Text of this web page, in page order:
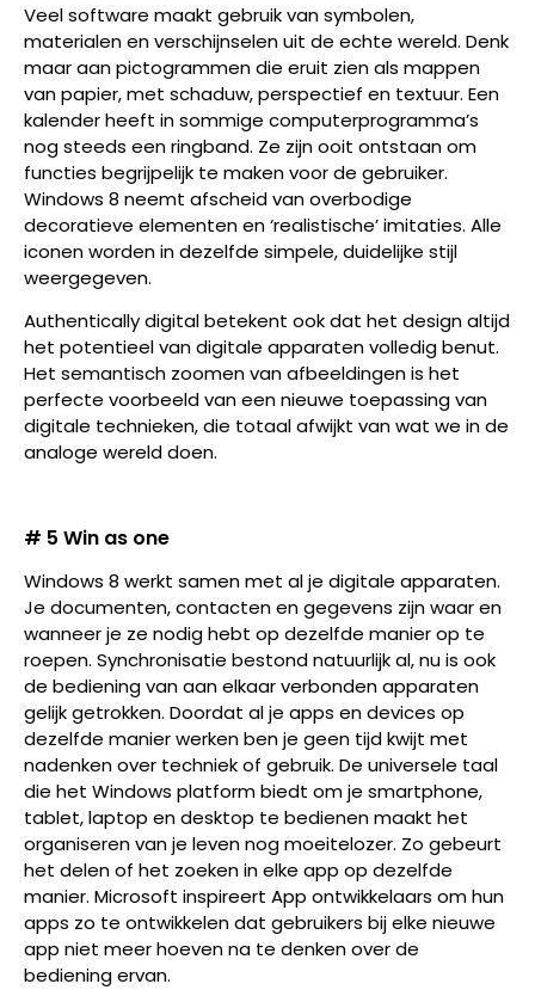
Veel software maakt gebruik van symbolen,
materialen en verschijnselen uit de echte wereld. Denk
maar aan pictogrammen die eruit zien als mappen
van papier, met schaduw, perspectief en textuur. Een
kalender heeft in sommige computerprogramma’s
nog steeds een ringband. Ze zijn ooit ontstaan om
functies begrijpelijk te maken voor de gebruiker.
Windows 8 neemt afscheid van overbodige
decoratieve elementen en ‘realistische’ imitaties. Alle
iconen worden in dezelfde simpele, duidelijke stijl
weergegeven.
Authentically digital betekent ook dat het design altijd
het potentieel van digitale apparaten volledig benut.
Het semantisch zoomen van afbeeldingen is het
perfecte voorbeeld van een nieuwe toepassing van
digitale technieken, die totaal afwijkt van wat we in de
analoge wereld doen.
# 5 Win as one
Windows 8 werkt samen met al je digitale apparaten.
Je documenten, contacten en gegevens zijn waar en
wanneer je ze nodig hebt op dezelfde manier op te
roepen. Synchronisatie bestond natuurlijk al, nu is ook
de bediening van aan elkaar verbonden apparaten
gelijk getrokken. Doordat al je apps en devices op
dezelfde manier werken ben je geen tijd kwijt met
nadenken over techniek of gebruik. De universele taal
die het Windows platform biedt om je smartphone,
tablet, laptop en desktop te bedienen maakt het
organiseren van je leven nog moeitelozer. Zo gebeurt
het delen of het zoeken in elke app op dezelfde
manier. Microsoft inspireert App ontwikkelaars om hun
apps zo te ontwikkelen dat gebruikers bij elke nieuwe
app niet meer hoeven na te denken over de
bediening ervan.